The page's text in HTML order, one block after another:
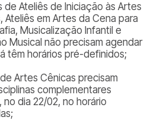
de Ateliês de Iniciação às Artes
Ateliês em Artes da Cena para
Musicalização Infantil e
Musical não precisam agendar
têm horários pré-definidos;
Artes Cênicas precisam
complementares
dia 22/02, no horário